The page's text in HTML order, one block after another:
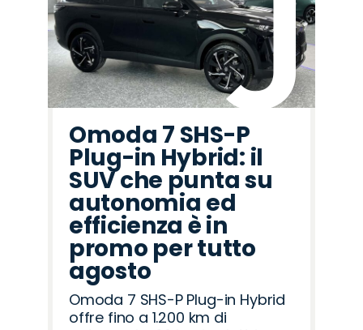
Omoda 7 SHS-P
Plug-in Hybrid: il
SUV che punta su
autonomia ed
efficienza è in
promo per tutto
agosto
Omoda 7 SHS-P Plug-in Hybrid
offre fino a 1.200 km di